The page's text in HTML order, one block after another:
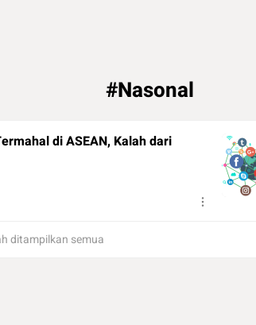
#Nasonal
di ASEAN, Kalah dari
ditampilkan semua